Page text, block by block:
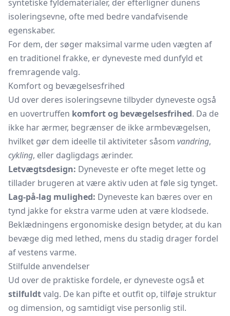
syntetiske fyldematerialer, der efterligner dunens
isoleringsevne, ofte med bedre vandafvisende
egenskaber.
For dem, der søger maksimal varme uden vægten af
en traditionel frakke, er dyneveste med dunfyld et
fremragende valg.
Komfort og bevægelsesfrihed
Ud over deres isoleringsevne tilbyder dyneveste også
en uovertruffen komfort og bevægelsesfrihed. Da de
ikke har ærmer, begrænser de ikke armbevægelsen,
hvilket gør dem ideelle til aktiviteter såsom vandring,
cykling, eller dagligdags ærinder.
Letvægtsdesign: Dyneveste er ofte meget lette og
tillader brugeren at være aktiv uden at føle sig tynget.
Lag-på-lag mulighed: Dyneveste kan bæres over en
tynd jakke for ekstra varme uden at være klodsede.
Beklædningens ergonomiske design betyder, at du kan
bevæge dig med lethed, mens du stadig drager fordel
af vestens varme.
Stilfulde anvendelser
Ud over de praktiske fordele, er dyneveste også et
stilfuldtvalg. De kan pifte et outfit op, tilføje struktur
og dimension, og samtidigt vise personlig stil.